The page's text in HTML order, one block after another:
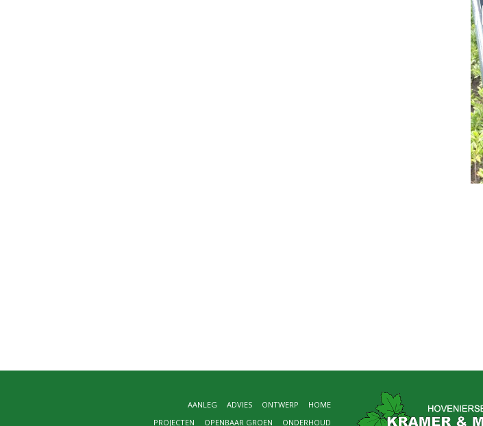
HOME
ONTWERP
ADVIES
AANLEG
ONDERHOUD
OPENBAAR GROEN
PROJECTEN